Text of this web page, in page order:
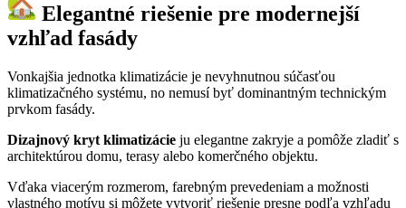
Elegantné riešenie pre modernejší
vzhľad fasády
Vonkajšia jednotka klimatizácie je nevyhnutnou súčasťou
klimatizačného systému, no nemusí byť dominantným technickým
prvkom fasády.
Dizajnový kryt klimatizácie ju elegantne zakryje a pomôže zladiť s
architektúrou domu, terasy alebo komerčného objektu.
Vďaka viacerým rozmerom, farebným prevedeniam a možnosti
vlastného motívu si môžete vytvoriť riešenie presne podľa vzhľadu